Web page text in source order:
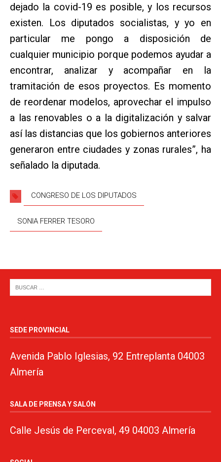
dejado la covid-19 es posible, y los recursos
existen. Los diputados socialistas, y yo en
particular me pongo a disposición de
cualquier municipio porque podemos ayudar a
encontrar, analizar y acompañar en la
tramitación de esos proyectos. Es momento
de reordenar modelos, aprovechar el impulso
a las renovables o a la digitalización y salvar
así las distancias que los gobiernos anteriores
generaron entre ciudades y zonas rurales”, ha
señalado la diputada.
CONGRESO DE LOS DIPUTADOS
SONIA FERRER TESORO
SEDE PROVINCIAL
Avenida Pablo Iglesias, 92 Entreplanta 04003
Almería
SALA DE PRENSA Y SALÓN
Calle Jesús de Perceval, 49 04003 Almería